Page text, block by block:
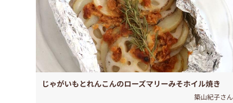
じゃがいもとれんこんのローズマリーみそホイル焼き
築山紀子さん